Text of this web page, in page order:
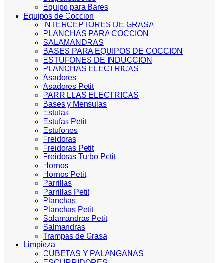
Equipo para Bares
Equipos de Coccion
INTERCEPTORES DE GRASA
PLANCHAS PARA COCCION
SALAMANDRAS
BASES PARA EQUIPOS DE COCCION
ESTUFONES DE INDUCCION
PLANCHAS ELECTRICAS
Asadores
Asadores Petit
PARRILLAS ELECTRICAS
Bases y Mensulas
Estufas
Estufas Petit
Estufones
Freidoras
Freidoras Petit
Freidoras Turbo Petit
Hornos
Hornos Petit
Parrillas
Parrillas Petit
Planchas
Planchas Petit
Salamandras Petit
Salmandras
Trampas de Grasa
Limpieza
CUBETAS Y PALANGANAS